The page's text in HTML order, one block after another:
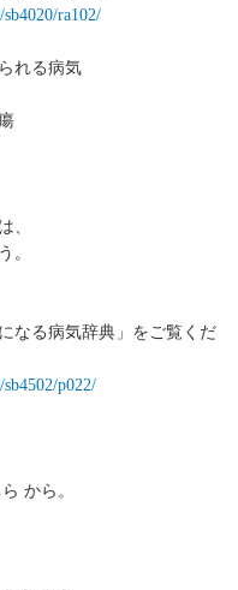
ra102/
れる病気
瘍
、
。
なる病気辞典」をご覧くだ
p022/
から。